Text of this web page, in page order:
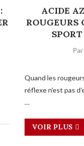
ACIDE
ROUGEURS
Quand les
réflexe n’est pas
…
VOIR PLUS